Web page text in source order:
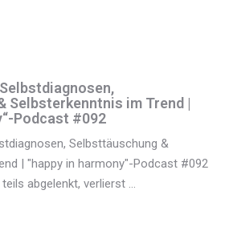
Selbsterkenntnis im Trend |
Podcast #092
Selbsttäuschung &
| "happy in harmony"-Podcast #092
abgelenkt, verlierst ...